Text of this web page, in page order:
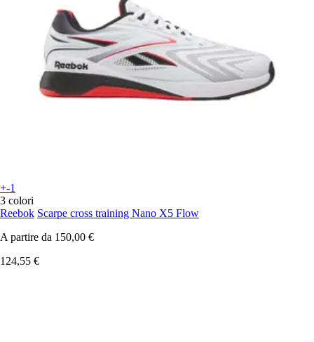
+-1
3 colori
Reebok Scarpe cross training Nano X5 Flow
A partire da 150,00 €
124,55 €